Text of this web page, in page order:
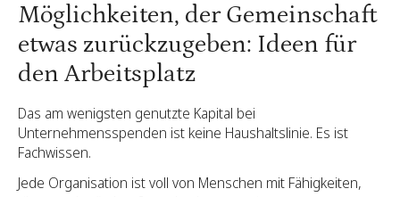
Möglichkeiten, der Gemeinschaft
etwas zurückzugeben: Ideen für
den Arbeitsplatz
Das am wenigsten genutzte Kapital bei
Unternehmensspenden ist keine Haushaltslinie. Es ist
Fachwissen.
Jede Organisation ist voll von Menschen mit Fähigkeiten,